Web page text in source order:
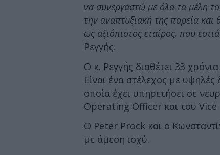
να συνεργαστώ με όλα τα μέλη
την αναπτυξιακή της πορεία και
ως αξιόπιστος εταίρος, που
Ρεγγής.
Ο κ. Ρεγγής διαθέτει 33
Είναι ένα στέλεχος με υψηλές
οποία έχει υπηρετήσει σε
Operating Officer και του
Ο Peter Prock και ο
με άμεση ισχύ.